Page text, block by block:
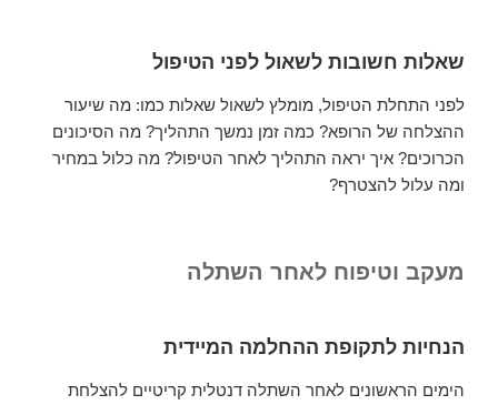
שאלות חשובות לשאול לפני הטיפול
לפני התחלת הטיפול, מומלץ לשאול שאלות כמו: מה שיעור
ההצלחה של הרופא? כמה זמן נמשך התהליך? מה הסיכונים
הכרוכים? איך יראה התהליך לאחר הטיפול? מה כלול במחיר
ומה עלול להצטרף?
מעקב וטיפוח לאחר השתלה
הנחיות לתקופת ההחלמה המיידית
הימים הראשונים לאחר השתלה דנטלית קריטיים להצלחת